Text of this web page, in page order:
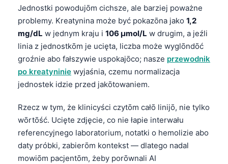
Jednostki powodujōm cichsze, ale barziej poważne
problemy. Kreatynina może być pokazōna jako 1,2
mg/dL w jednym kraju i 106 µmol/L w drugim, a jeźli
linia z jednostkōm je ucięta, liczba może wyglōndōć
groźnie abo fałszywie uspokajōco; nasze przewodnik
po kreatyninie wyjaśnia, czemu normalizacja
jednostek idzie przed jakōtowaniem.
Rzecz w tym, że klinicyści czytōm całō linijō, nie tylko
wōrtōść. Ucięte zdjęcie, co nie łapie interwału
referencyjnego laboratorium, notatki o hemolizie abo
daty próbki, zabierōm kontekst — dlatego nadal
mowiōm pacjentōm, żeby porōwnali AI